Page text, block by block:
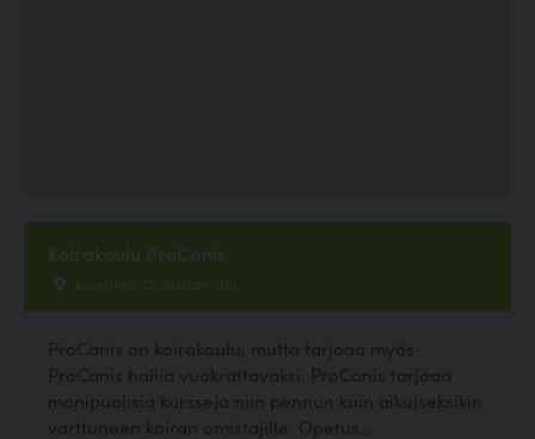
Koirakoulu ProCanis
Liperintie 12, Sastamala
ProCanis on koirakoulu, mutta tarjoaa myös
ProCanis hallia vuokrattavaksi. ProCanis tarjoaa
monipuolisia kursseja niin pennun kuin aikuiseksikin
varttuneen koiran omistajille. Opetus...